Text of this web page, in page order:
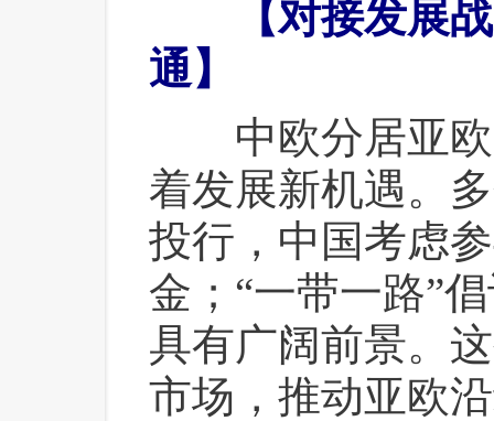
【对接发展
通】
中欧分居亚欧
着发展新机遇。
投行，中国考虑
金；“一带一路”
具有广阔前景。
市场，推动亚欧